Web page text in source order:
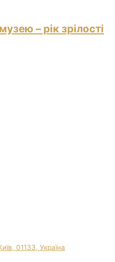
– рік зрілості
01133, Україна